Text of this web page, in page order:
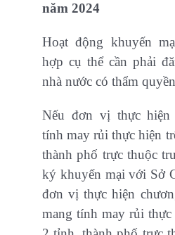
năm 2024
Hoạt động khuyến
hợp cụ thể cần phải
nhà nước có thẩm
Nếu đơn vị thực hiện
tính may rủi thực hiện
thành phố trực thuộc
ký khuyến mại với Sở
đơn vị thực hiện
mang tính may rủi